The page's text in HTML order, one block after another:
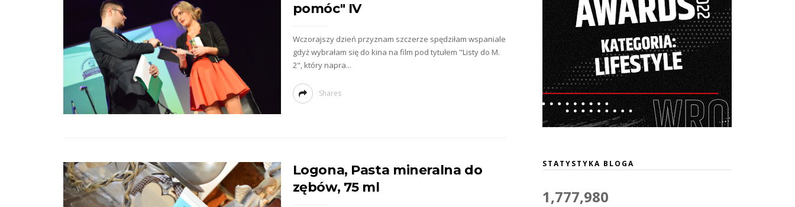
pomóc" IV
Wczorajszy dzień przyznam szczerze spędziłam wspaniale
gdyż wybrałam się do kina na film pod tytułem "Listy do M.
2", który napra...
Shares
Logona, Pasta mineralna do
zębów, 75 ml
STATYSTYKA BLOGA
1,777,980